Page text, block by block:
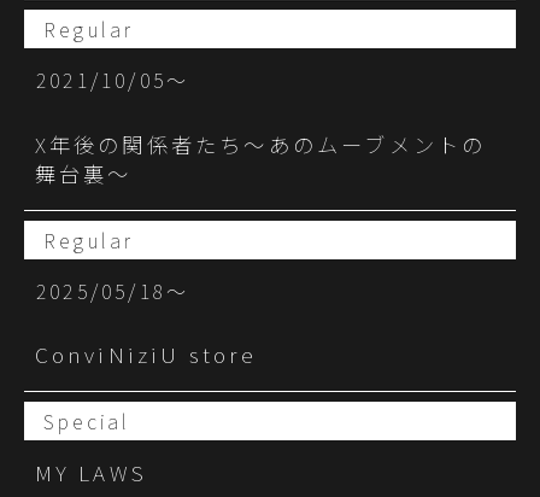
Regular
2021/10/05〜
X年後の関係者たち〜あのムーブメントの
舞台裏〜
Regular
2025/05/18〜
ConviNiziU store
Special
MY LAWS